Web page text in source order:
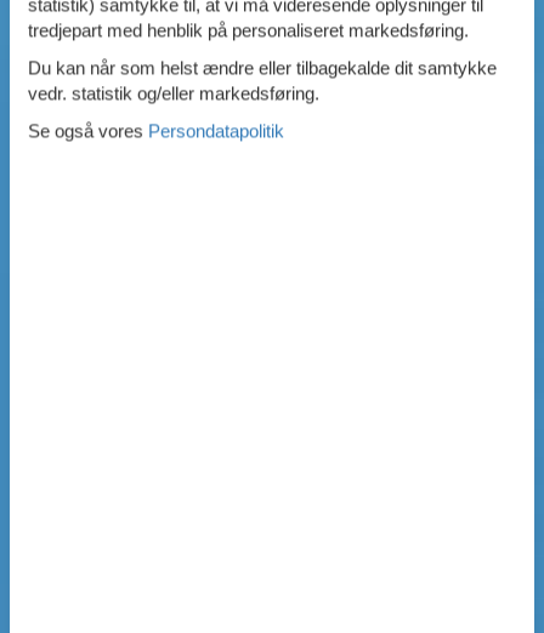
statistik) samtykke til, at vi må videresende oplysninger til
tredjepart med henblik på personaliseret markedsføring.
Du kan når som helst ændre eller tilbagekalde dit samtykke
vedr. statistik og/eller markedsføring.
Se også vores Persondatapolitik